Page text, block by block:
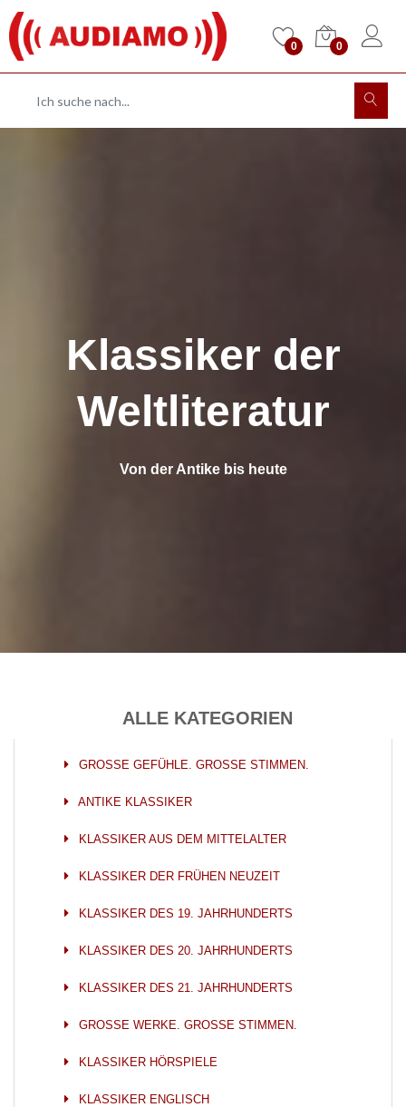
0 0
Klassiker der
Weltliteratur
Von der Antike bis heute
ALLE KATEGORIEN
GROSSE GEFÜHLE. GROSSE STIMMEN.
ANTIKE KLASSIKER
KLASSIKER AUS DEM MITTELALTER
KLASSIKER DER FRÜHEN NEUZEIT
KLASSIKER DES 19. JAHRHUNDERTS
KLASSIKER DES 20. JAHRHUNDERTS
KLASSIKER DES 21. JAHRHUNDERTS
GROSSE WERKE. GROSSE STIMMEN.
KLASSIKER HÖRSPIELE
KLASSIKER ENGLISCH